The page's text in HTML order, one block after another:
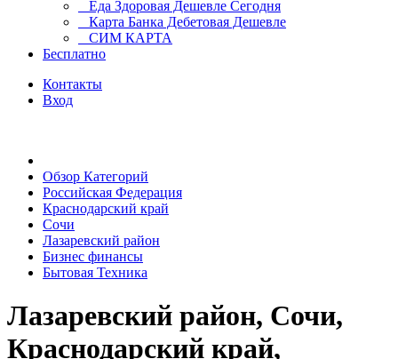
Еда Здоровая Дешевле Сегодня
Карта Банка Дебетовая Дешевле
СИМ КАРТА
Бесплатно
Контакты
Вход
Обзор Категорий
Российская Федерация
Краснодарский край
Сочи
Лазаревский район
Бизнес финансы
Бытовая Техника
Лазаревский район, Сочи,
Краснодарский край,